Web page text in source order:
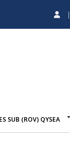
|
SUB (ROV) QYSEA